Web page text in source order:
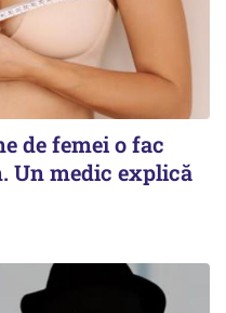
de femei o fac
Un medic explică